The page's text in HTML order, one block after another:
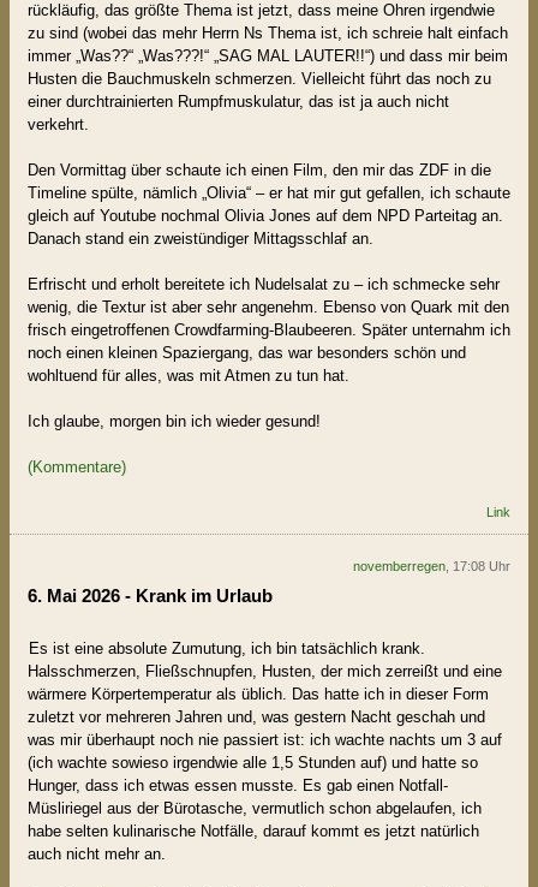
rückläufig, das größte Thema ist jetzt, dass meine Ohren irgendwie
zu sind (wobei das mehr Herrn Ns Thema ist, ich schreie halt einfach
immer „Was??“ „Was???!“ „SAG MAL LAUTER!!“) und dass mir beim
Husten die Bauchmuskeln schmerzen. Vielleicht führt das noch zu
einer durchtrainierten Rumpfmuskulatur, das ist ja auch nicht
verkehrt.
Den Vormittag über schaute ich einen Film, den mir das ZDF in die
Timeline spülte, nämlich „Olivia“ – er hat mir gut gefallen, ich schaute
gleich auf Youtube nochmal Olivia Jones auf dem NPD Parteitag an.
Danach stand ein zweistündiger Mittagsschlaf an.
Erfrischt und erholt bereitete ich Nudelsalat zu – ich schmecke sehr
wenig, die Textur ist aber sehr angenehm. Ebenso von Quark mit den
frisch eingetroffenen Crowdfarming-Blaubeeren. Später unternahm ich
noch einen kleinen Spaziergang, das war besonders schön und
wohltuend für alles, was mit Atmen zu tun hat.
Ich glaube, morgen bin ich wieder gesund!
(Kommentare)
Link
novemberregen , 17:08 Uhr
6. Mai 2026 - Krank im Urlaub
Es ist eine absolute Zumutung, ich bin tatsächlich krank.
Halsschmerzen, Fließschnupfen, Husten, der mich zerreißt und eine
wärmere Körpertemperatur als üblich. Das hatte ich in dieser Form
zuletzt vor mehreren Jahren und, was gestern Nacht geschah und
was mir überhaupt noch nie passiert ist: ich wachte nachts um 3 auf
(ich wachte sowieso irgendwie alle 1,5 Stunden auf) und hatte so
Hunger, dass ich etwas essen musste. Es gab einen Notfall-
Müsliriegel aus der Bürotasche, vermutlich schon abgelaufen, ich
habe selten kulinarische Notfälle, darauf kommt es jetzt natürlich
auch nicht mehr an.